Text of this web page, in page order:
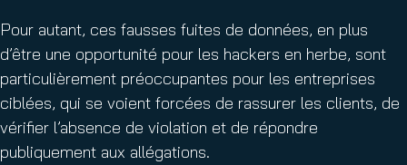
Pour autant, ces fausses fuites de données, en plus
d’être une opportunité pour les hackers en herbe, sont
particulièrement préoccupantes pour les entreprises
ciblées, qui se voient forcées de rassurer les clients, de
vérifier l’absence de violation et de répondre
publiquement aux allégations.